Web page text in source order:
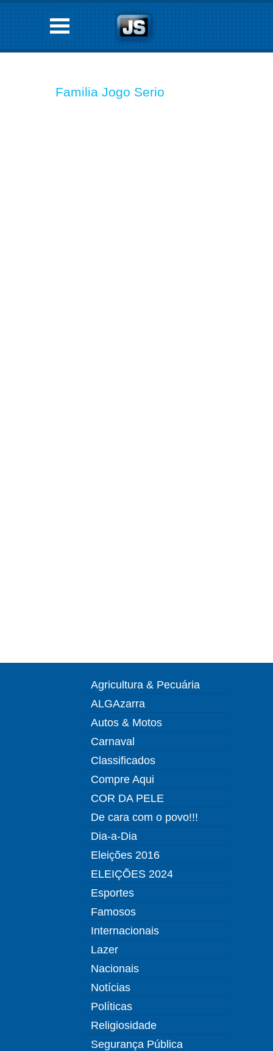
Familia Jogo Serio
Agricultura & Pecuária
ALGAzarra
Autos & Motos
Carnaval
Classificados
Compre Aqui
COR DA PELE
De cara com o povo!!!
Dia-a-Dia
Eleições 2016
ELEIÇÕES 2024
Esportes
Famosos
Internacionais
Lazer
Nacionais
Notícias
Políticas
Religiosidade
Segurança Pública